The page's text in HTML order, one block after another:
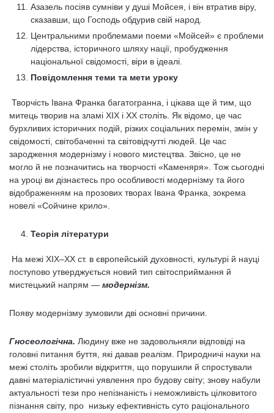
Азазель посіяв сумніви у душі Мойсея, і він втратив віру,
сказавши, що Господь обдурив свій народ.
Центральними проблемами поеми «Мойсей» є проблеми
лідерства, історичного шляху нації, пробудження
національної свідомості, віри в ідеалі.
Повідомлення теми та мети уроку
Творчість Івана Франка багатогранна, і цікава ще й тим, що
митець творив на зламі ХІХ і ХХ століть. Як відомо, це час
бурхливих історичних подій, різких соціальних перемін, змін у
свідомості, світобаченні та світовідчутті людей. Це час
зародження модернізму і нового мистецтва. Звісно, це не
могло й не позначитись на творчості «Каменяря». Тож сьогодні
на уроці ви дізнаєтесь про особливості модернізму та його
відображенням на прозових творах Івана Франка, зокрема
новелі «Сойчине крило».
Теорія літератури
На межі ХІХ–ХХ ст. в європейській духовності, культурі й науці
поступово утверджується новий тип світосприймання й
мистецький напрям — модернізм.
Появу модернізму зумовили дві основні причини.
Гносеологічна. Людину вже не задовольняли відповіді на
головні питання буття, які давав реалізм. Природничі науки на
межі століть зробили відкриття, що порушили й спростували
давні матеріалістичні уявлення про будову світу; знову набули
актуальності тези про непізнаність і неможливість цілковитого
пізнання світу, про низьку ефективність суто раціонального